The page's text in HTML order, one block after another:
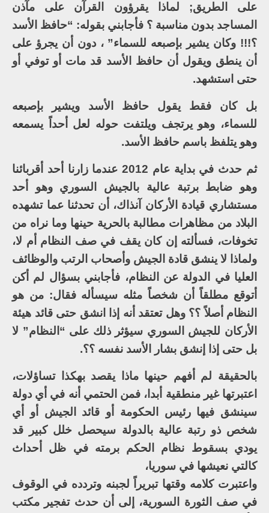
على الطريق; لماذا يقرؤون القرآن على مآذن
المساجد بدون مناسبة ؟ فأجابني بقوله: “حافظ الأسد
؟!!! وكان يشير بإصبعه للسماء” ، دون أن يجرؤ على
أن ينطق ويقول أن حافظ الأسد قد مات أو توفي أو
حتى استشهد.
بل كان فقط يقول حافظ الأسد ويشير بإصبعه
للسماء، وهو يرتجف ويلتفت حوله لعل أحداً يسمعه
وهو يتلفظ باسم حافظ الأسد.
ثم حدث في بداية عام 2012 عندما زارنا أحد أقربائنا
وهو ضابط برتبة عالية بالجيش السوري وهو أحد
مستشاري قيادة الأركان آنذاك، أن تحدثنا عما تشهده
البلاد من مظاهرات مطالبة بالحرية حينها وما نراه من
تخوفات، فسألته إن كان يقف في صف النظام أم لا،
ولماذا لا ينشق قادة الجيش وأصحاب الرتب والوظائف
العليا في الدولة عن النظام، فأجابني بسؤال لم أكن
أتوقع مطلقاً أن شخصاً مثله سيسأله فقال: من هو
النظام أصلاً ؟؟ وهل تعتقد أنه إذا انشق حتى قائد هيئة
الأركان للجيش السوري سيؤثر ذلك على “النظام” لا
بل حتى إذا إنشق بشار الأسد نفسه ؟؟.
بالحقيقة لم أفهم حينها ماذا يقصد بهكذا تساؤلات،
اعتبرتها غير منطقية أبدا، فمن الحتمي أنه في أي دولة
سينشق فيها رئيس الحكومة أو قائد الجيش أو أي
شخص ذو رتبة عالية بالدولة سيحصل خلل كبير قد
يودي بسقوط نظام الحكم برمته في ظل أحداث
كالتي نعيشها في سوريا،
واعتبرت كلامه وقتها تبريراً لجبنه وتردده في الوقوف
في صف الثورة السورية، إلى أن حدث تفجير مكتب